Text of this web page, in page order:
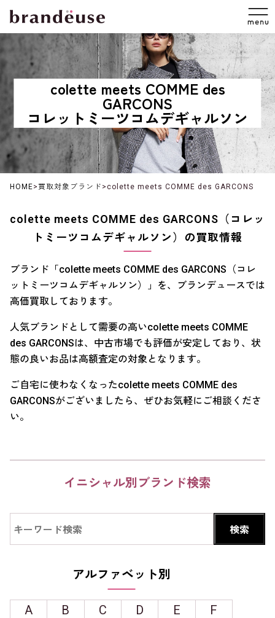
colette meets COMME des
GARCONS
コレットミーツコムデギャルソン
HOME> 買取対象ブランド >colette meets COMME des GARCONS
colette meets COMME des GARCONS（コレッ
トミーツコムデギャルソン）の買取情報
ブランド「colette meets COMME des GARCONS（コレ
ットミーツコムデギャルソン）」を、ブランデュースでは
高価買取しております。
人気ブランドとして需要の高いcolette meets COMME
des GARCONSは、中古市場でも評価が安定しており、状
態の良いお品は高額査定の対象となります。
ご自宅に使わなくなったcolette meets COMME des
GARCONSがございましたら、ぜひお気軽にご相談くださ
い。
イニシャル別ブランド検索
アルファベット別
A B C D E
F